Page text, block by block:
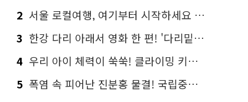
2 서울 로컬여행, 여기부터 시작하세요 '서울에디션25'
3 한강 다리 아래서 영화 한 편! '다리밑 영화관' 무료 상영
4 우리 아이 체력이 쑥쑥! 클라이밍 키즈카페·어린이 체력장
5 폭염 속 피어난 진분홍 물결! 국립중앙박물관 배롱나무 명소